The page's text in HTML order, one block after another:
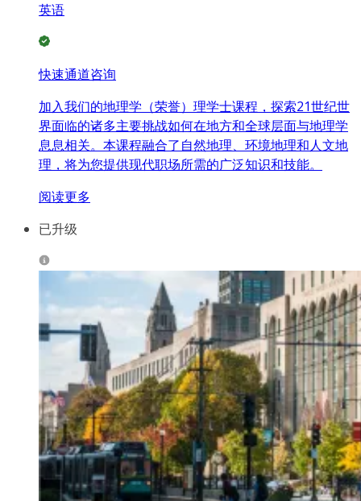
英语
快速通道咨询
加入我们的地理学（荣誉）理学士课程，探索21世纪世
界面临的诸多主要挑战如何在地方和全球层面与地理学
息息相关。本课程融合了自然地理、环境地理和人文地
理，将为您提供现代职场所需的广泛知识和技能。
阅读更多
已升级